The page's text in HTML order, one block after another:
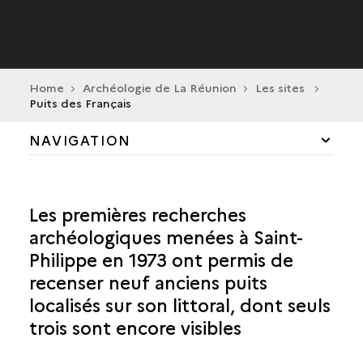
Home Archéologie de La Réunion
Les sites
Puits des Français
NAVIGATION
LA POSSESSION
SAINT-ANDRÉ
SAINT-BENOÎT
Les premières recherches
archéologiques menées à Saint-
Philippe en 1973 ont permis de
recenser neuf anciens puits
localisés sur son littoral, dont seuls
trois sont encore visibles